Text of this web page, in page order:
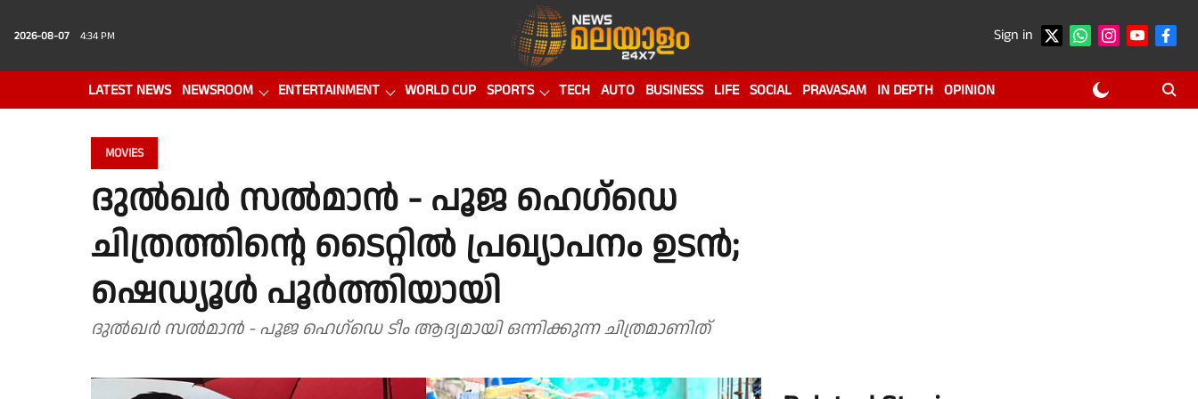
2026-08-07 4:34 PM Sign in
LATEST NEWS NEWSROOM ENTERTAINMENT WORLD CUP SPORTS TECH AUTO BUSINESS LIFE SOCIAL PRAVASAM IN DEPTH OPINION
MOVIES
ദുൽഖർ സൽമാൻ - പൂജ ഹെഗ്ഡെ
ചിത്രത്തിന്റെ ടൈറ്റിൽ പ്രഖ്യാപനം ഉടൻ;
ഷെഡ്യൂൾ പൂർത്തിയായി
ദുൽഖർ സൽമാൻ - പൂജ ഹെഗ്ഡെ ടീം ആദ്യമായി ഒന്നിക്കുന്ന ചിത്രമാണിത്